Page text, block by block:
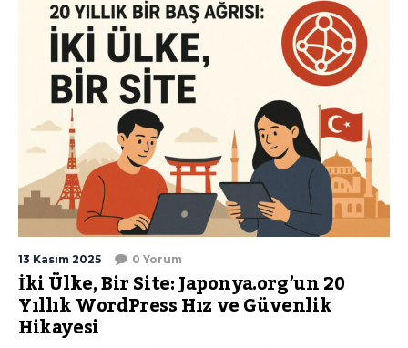
13 Kasım 2025 0 Yorum
İki Ülke, Bir Site: Japonya.org’un 20
Yıllık WordPress Hız ve Güvenlik
Hikayesi